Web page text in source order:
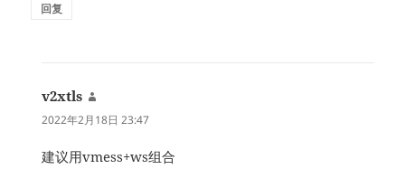
回复
v2xtls
道：
2022年2月18日 23:47
建议用vmess+ws组合